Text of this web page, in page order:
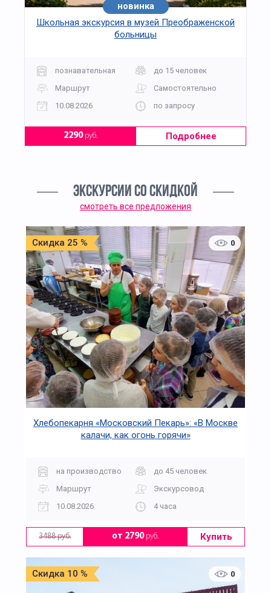
новинка
Школьная экскурсия в музей Преображенской
больницы
познавательная
до 15 человек
Маршрут
Самостоятельно
10.08.2026
по запросу
2290руб. Подробнее
ЭКСКУРСИИ СО СКИДКОЙ
смотреть все предложения
Скидка 25 % 0
Хлебопекарня «Московский Пекарь»: «В Москве
калачи, как огонь горячи»
на производство
до 45 человек
Маршрут
Экскурсовод
10.08.2026
4 часа
3488 руб. от 2790руб. Купить
Скидка 10 % 0